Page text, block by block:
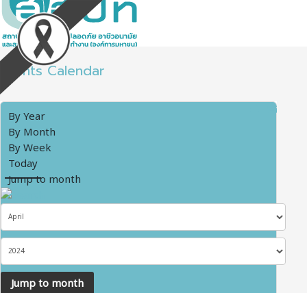
Events Calendar
By Year
By Month
By Week
Today
Jump to month
Jump to month